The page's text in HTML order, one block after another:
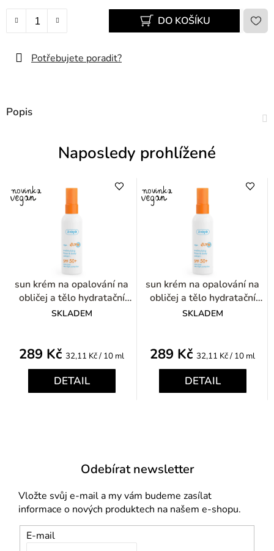
DO KOŠÍKU
Potřebujete poradit?
Popis
Naposledy prohlížené
sun krém na opalování na
obličej a tělo hydratační
SPF 50+ 90ml
SKLADEM
289 Kč Měrná
cena:
32,11 Kč / 10 ml
DETAIL
sun krém na opalování na
obličej a tělo hydratační
SPF 50+ 90ml
SKLADEM
289 Kč Měrná
cena:
32,11 Kč / 10 ml
DETAIL
Odebírat newsletter
Vložte svůj e-mail a my vám budeme zasílat
informace o nových produktech na našem e-shopu.
E-mail